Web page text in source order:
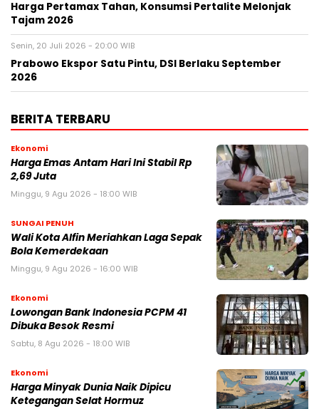
Harga Pertamax Tahan, Konsumsi Pertalite Melonjak
Tajam 2026
Senin, 20 Juli 2026 - 20:00 WIB
Prabowo Ekspor Satu Pintu, DSI Berlaku September
2026
BERITA TERBARU
Ekonomi
Harga Emas Antam Hari Ini Stabil Rp
2,69 Juta
Minggu, 9 Agu 2026 - 18:00 WIB
SUNGAI PENUH
Wali Kota Alfin Meriahkan Laga Sepak
Bola Kemerdekaan
Minggu, 9 Agu 2026 - 16:00 WIB
Ekonomi
Lowongan Bank Indonesia PCPM 41
Dibuka Besok Resmi
Sabtu, 8 Agu 2026 - 18:00 WIB
Ekonomi
Harga Minyak Dunia Naik Dipicu
Ketegangan Selat Hormuz